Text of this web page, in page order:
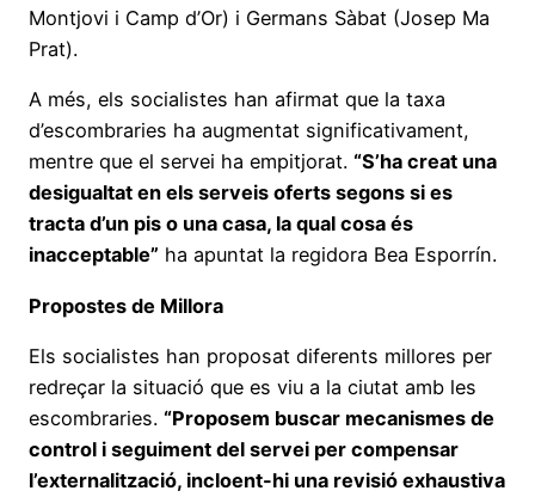
Montjovi i Camp d’Or) i Germans Sàbat (Josep Ma
Prat).
A més, els socialistes han afirmat que la taxa
d’escombraries ha augmentat significativament,
mentre que el servei ha empitjorat. “S’ha creat una
desigualtat en els serveis oferts segons si es
tracta d’un pis o una casa, la qual cosa és
inacceptable” ha apuntat la regidora Bea Esporrín.
Propostes de Millora
Els socialistes han proposat diferents millores per
redreçar la situació que es viu a la ciutat amb les
escombraries. “Proposem buscar mecanismes de
control i seguiment del servei per compensar
l’externalització, incloent-hi una revisió exhaustiva